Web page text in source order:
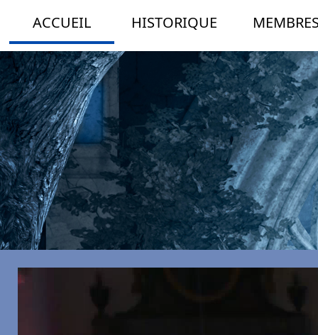
ACCUEIL HISTORIQUE